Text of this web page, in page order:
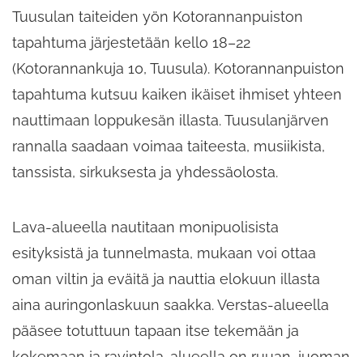
Tuusulan taiteiden yön Kotorannanpuiston
tapahtuma järjestetään kello 18–22
(Kotorannankuja 10, Tuusula). Kotorannanpuiston
tapahtuma kutsuu kaiken ikäiset ihmiset yhteen
nauttimaan loppukesän illasta. Tuusulanjärven
rannalla saadaan voimaa taiteesta, musiikista,
tanssista, sirkuksesta ja yhdessäolosta.
Lava-alueella nautitaan monipuolisista
esityksistä ja tunnelmasta, mukaan voi ottaa
oman viltin ja eväitä ja nauttia elokuun illasta
aina auringonlaskuun saakka. Verstas-alueella
pääsee totuttuun tapaan itse tekemään ja